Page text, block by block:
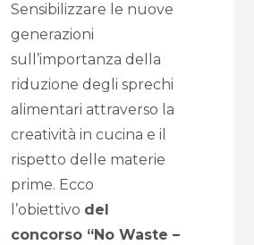
Sensibilizzare le nuove
generazioni
sull’importanza della
riduzione degli sprechi
alimentari attraverso la
creatività in cucina e il
rispetto delle materie
prime. Ecco
l’obiettivo del
concorso “No Waste –